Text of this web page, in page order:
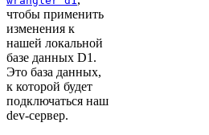
чтобы применить
изменения к
нашей локальной
базе данных D1.
Это база данных,
к которой будет
подключаться наш
dev-сервер.